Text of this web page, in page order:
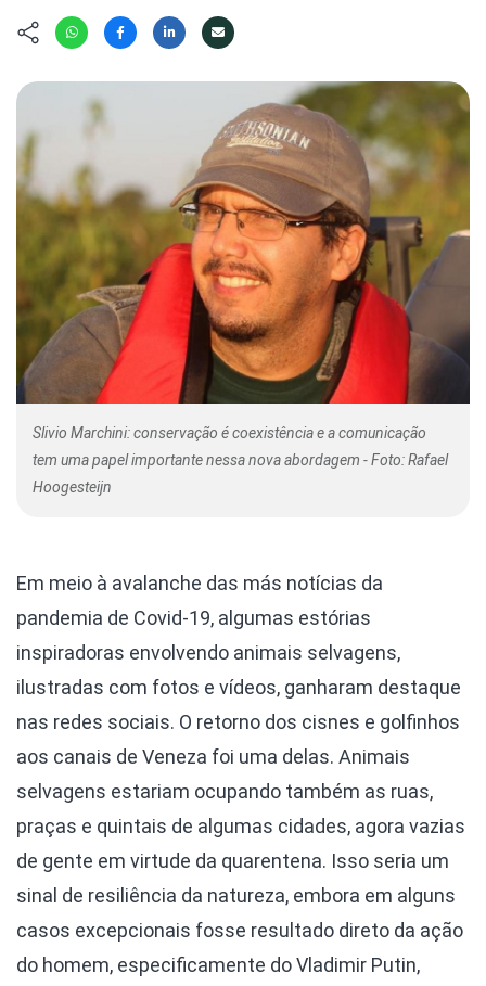
Kit
Olha o
Photo
Políticas
Saúde,
Segunda
Túnel do
Universo
Nova
Missão
Cursos
Slivio Marchini: conservação é coexistência e a comunicação
tem uma papel importante nessa nova abordagem - Foto: Rafael
Hoogesteijn
Em meio à avalanche das más notícias da
pandemia de Covid-19, algumas estórias
inspiradoras envolvendo animais selvagens,
ilustradas com fotos e vídeos, ganharam destaque
nas redes sociais. O retorno dos cisnes e golfinhos
aos canais de Veneza foi uma delas. Animais
selvagens estariam ocupando também as ruas,
praças e quintais de algumas cidades, agora vazias
de gente em virtude da quarentena. Isso seria um
sinal de resiliência da natureza, embora em alguns
casos excepcionais fosse resultado direto da ação
do homem, especificamente do Vladimir Putin,